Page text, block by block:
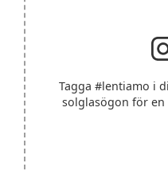
Tagga #lentiamo i
solglasögon för en